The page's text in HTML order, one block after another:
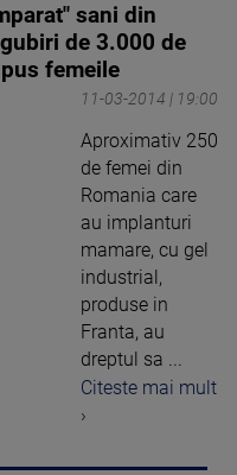
sani din
de 3.000 de
femeile
11-03-2014 | 19:00
Aproximativ 250
de femei din
Romania care
au implanturi
mamare, cu gel
industrial,
produse in
Franta, au
dreptul sa ...
Citeste mai mult
›